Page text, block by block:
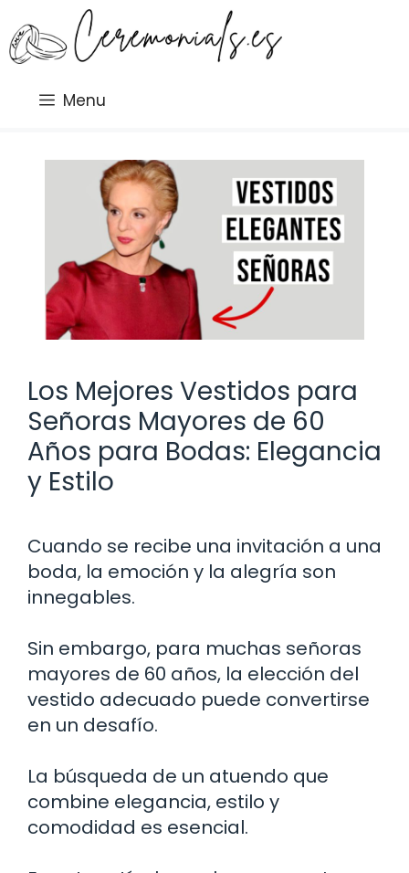
al
contenido
Menu
Los Mejores Vestidos para
Señoras Mayores de 60
Años para Bodas: Elegancia
y Estilo
Cuando se recibe una invitación a una
boda, la emoción y la alegría son
innegables.
Sin embargo, para muchas señoras
mayores de 60 años, la elección del
vestido adecuado puede convertirse
en un desafío.
La búsqueda de un atuendo que
combine elegancia, estilo y
comodidad es esencial.